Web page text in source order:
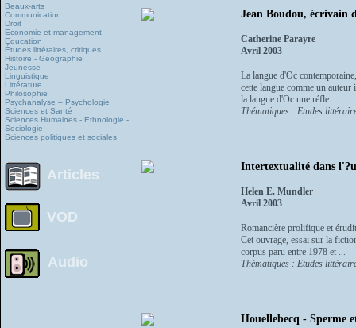
Beaux-arts
Communication
Droit
Economie et management
Education
Études littéraires, critiques
Histoire - Géographie
Jeunesse
Linguistique
Littérature
Philosophie
Psychanalyse – Psychologie
Sciences et Santé
Sciences Humaines - Ethnologie -
Sociologie
Sciences politiques et sociales
Articles
VOD
Audio
Jean Boudou, écrivain
Catherine Parayre
Avril 2003
La langue d'Oc
cette langue comme un
la langue d'Oc une réfle...
Thématiques : Etudes
Intertextualité dans
Helen E. Mundler
Avril 2003
Romancière prolifique et
Cet ouvrage, essai sur la
corpus paru entre 1978 et ...
Thématiques : Etudes
Houellebecq - Sperme